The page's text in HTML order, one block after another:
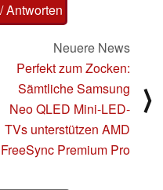
Antworten
Neuere News
Perfekt zum Zocken:
Sämtliche Samsung
Neo QLED Mini-LED-
TVs unterstützen AMD
FreeSync Premium Pro
⟩